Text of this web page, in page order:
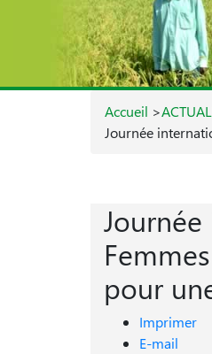
Accueil >
Journée
pour
Imprimer
E-mail